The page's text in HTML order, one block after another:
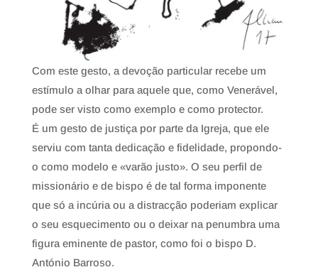
Com este gesto, a devoção particular recebe um
estímulo a olhar para aquele que, como Venerável,
pode ser visto como exemplo e como protector.
É um gesto de justiça por parte da Igreja, que ele
serviu com tanta dedicação e fidelidade, propondo-
o como modelo e «varão justo». O seu perfil de
missionário e de bispo é de tal forma imponente
que só a incúria ou a distracção poderiam explicar
o seu esquecimento ou o deixar na penumbra uma
figura eminente de pastor, como foi o bispo D.
António Barroso.